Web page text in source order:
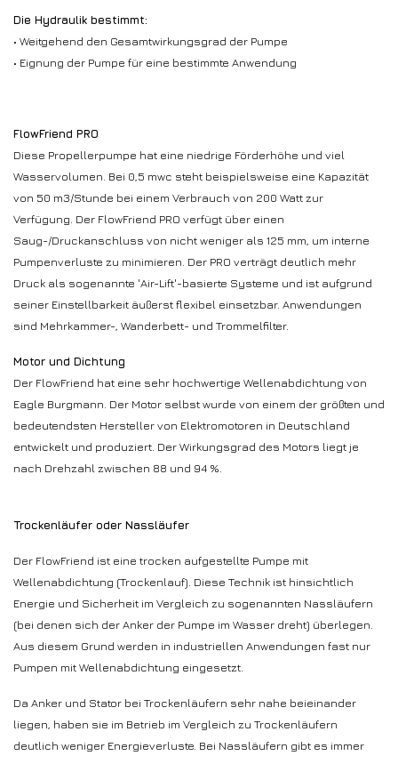
Die Hydraulik bestimmt:
• Weitgehend den Gesamtwirkungsgrad der Pumpe
• Eignung der Pumpe für eine bestimmte Anwendung
FlowFriend PRO
Diese Propellerpumpe hat eine niedrige Förderhöhe und viel
Wasservolumen. Bei 0,5 mwc steht beispielsweise eine Kapazität
von 50 m3/Stunde bei einem Verbrauch von 200 Watt zur
Verfügung. Der FlowFriend PRO verfügt über einen
Saug-/Druckanschluss von nicht weniger als 125 mm, um interne
Pumpenverluste zu minimieren. Der PRO verträgt deutlich mehr
Druck als sogenannte 'Air-Lift'-basierte Systeme und ist aufgrund
seiner Einstellbarkeit äußerst flexibel einsetzbar. Anwendungen
sind Mehrkammer-, Wanderbett- und Trommelfilter.
Motor und Dichtung
Der FlowFriend hat eine sehr hochwertige Wellenabdichtung von
Eagle Burgmann. Der Motor selbst wurde von einem der größten und
bedeutendsten Hersteller von Elektromotoren in Deutschland
entwickelt und produziert. Der Wirkungsgrad des Motors liegt je
nach Drehzahl zwischen 88 und 94 %.
Trockenläufer oder Nassläufer
Der FlowFriend ist eine trocken aufgestellte Pumpe mit
Wellenabdichtung (Trockenlauf). Diese Technik ist hinsichtlich
Energie und Sicherheit im Vergleich zu sogenannten Nassläufern
(bei denen sich der Anker der Pumpe im Wasser dreht) überlegen.
Aus diesem Grund werden in industriellen Anwendungen fast nur
Pumpen mit Wellenabdichtung eingesetzt.
Da Anker und Stator bei Trockenläufern sehr nahe beieinander
liegen, haben sie im Betrieb im Vergleich zu Trockenläufern
deutlich weniger Energieverluste. Bei Nassläufern gibt es immer